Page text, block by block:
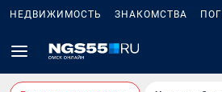
НЕДВИЖИМОСТЬ ЗНАКОМСТВА